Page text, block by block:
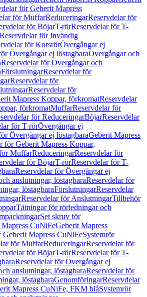
för Geberit Mapress
för MuffarReduceringarReservdelar för
för BöjarT-rörReservdelar för T-
Reservdelar för Invändig
för KorsrörÖvergångar ej
Övergångar ej löstagbaraÖvergångar och
Reservdelar för Övergångar och
FörslutningarReservdelar för
Reservdelar för
Reservdelar för
Mapress Koppar, förkromatReservdelar
förkromatMuffarReservdelar för
för ReduceringarBöjarReservdelar
för T-rörÖvergångar ej
Övergångar ej löstagbaraGeberit Mapress
för Geberit Mapress Koppar,
MuffarReduceringarReservdelar för
för BöjarT-rörReservdelar för T-
Reservdelar för Övergångar ej
anslutningar, löstagbaraReservdelar för
löstagbaraFörslutningarReservdelar
Reservdelar för AnslutningarTillbehör
Tätningar för rörledningar och
Set skruv för
CuNiFeGeberit Mapress
Geberit Mapress CuNiFeSystemrör
för MuffarReduceringarReservdelar för
för BöjarT-rörReservdelar för T-
Reservdelar för Övergångar ej
anslutningar, löstagbaraReservdelar för
löstagbaraGenomföringarReservdelar
Mapress CuNiFe, FKM blåSystemrör